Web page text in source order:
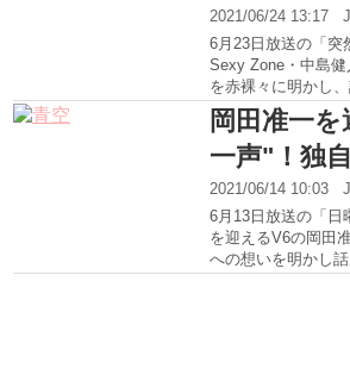
2021/06/24 13:17
6月23日放送の「突
Sexy Zone・中島
を赤裸々に明かし
岡田准一
一声"！独
2021/06/14 10:03
6月13日放送の「日
を迎えるV6の岡田
への想いを明かし